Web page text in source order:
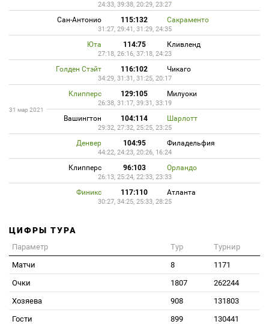
24:33, 39:38, 20:29, 23:27
Сан-Антонио 115:132 Сакраменто
31:27, 29:41, 31:29, 24:35
Юта 114:75 Кливленд
27:18, 26:16, 37:18, 24:23
Голден Стэйт 116:102 Чикаго
34:29, 31:31, 31:25, 20:17
Клипперс 129:105 Милуоки
26:38, 31:17, 39:31, 33:19
31 мар 2021
Вашингтон 104:114 Шарлотт
29:32, 27:32, 25:25, 23:25
Денвер 104:95 Филадельфия
44:22, 24:23, 20:26, 16:24
Клипперс 96:103 Орландо
26:13, 25:24, 22:33, 23:33
Финикс 117:110 Атланта
30:27, 34:25, 25:33, 28:25
ЦИФРЫ ТУРА
Параметр Тур
Турнир
Матчи
8
1171
Очки
1807
262244
Хозяева
908
131803
Гости
899
130441